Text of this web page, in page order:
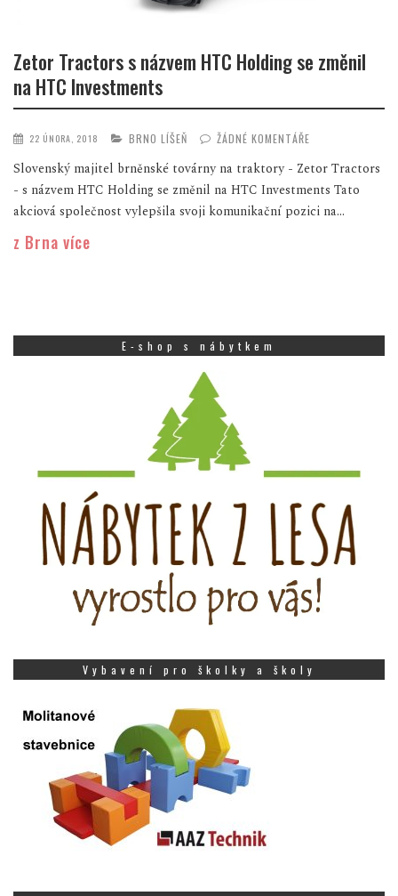
Zetor Tractors s názvem HTC Holding se změnil
na HTC Investments
22 ÚNORA, 2018 BRNO LÍŠEŇ ŽÁDNÉ KOMENTÁŘE
Slovenský majitel brněnské továrny na traktory - Zetor Tractors
- s názvem HTC Holding se změnil na HTC Investments Tato
akciová společnost vylepšila svoji komunikační pozici na...
z Brna více
E-shop s nábytkem
Vybavení pro školky a školy